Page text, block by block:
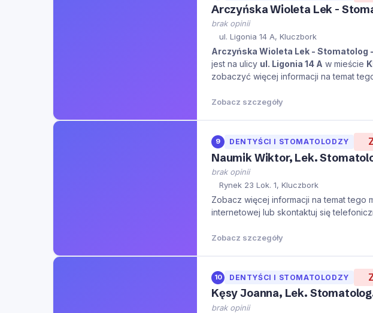
Arczyńska Wioleta Lek -
brak opinii
ul. Ligonia 14 A, Kluczbork
Arczyńska Wioleta Lek - Stomatolog
jest na ulicy ul. Ligonia 14 A w mieście
zobaczyć więcej informacji na temat
Zobacz szczegóły
9 DENTYŚCI I STOMATOLODZY
Naumik Wiktor, Lek.
brak opinii
Rynek 23 Lok. 1, Kluczbork
Zobacz więcej informacji na temat tego
internetowej lub skontaktuj się
Zobacz szczegóły
10 DENTYŚCI I STOMATOLODZY
Kęsy Joanna, Lek.
brak opinii